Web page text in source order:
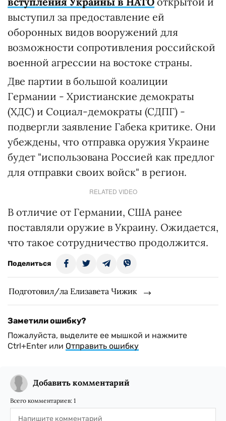
выступил за предоставление ей
оборонных видов вооружений для
возможности сопротивления российской
военной агрессии на востоке страны.
Две партии в большой коалиции
Германии - Христианские демократы
(ХДС) и Социал-демократы (СДПГ) -
подвергли заявление Габека критике. Они
убеждены, что отправка оружия Украине
будет "использована Россией как предлог
для отправки своих войск" в регион.
RELATED VIDEO
В отличие от Германии, США ранее
поставляли оружие в Украину. Ожидается,
что такое сотрудничество продолжится.
Поделиться
Подготовил/ла Елизавета Чижик
Заметили ошибку?
Пожалуйста, выделите ее мышкой и нажмите
Ctrl+Enter или Отправить ошибку
Добавить комментарий
Всего комментариев: 1